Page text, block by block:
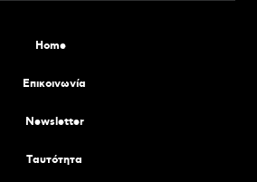
Home
Επικοινωνία
Newsletter
Tαυτότητα